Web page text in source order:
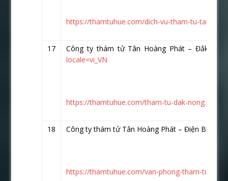
https://thamtuhue.com/dich-vu-tham-tu-tai-dak-
17
Công ty thám tử Tân Hoàng Phát – Đắk
locale=vi_VN
https://thamtuhue.com/tham-tu-dak-nong.html
18 Công ty thám tử Tân Hoàng Phát – Điện Biên
https://thamtuhue.com/van-phong-tham-tu-tai-